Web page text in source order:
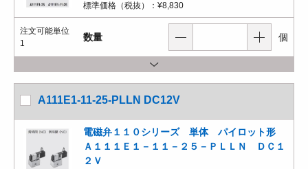
標準価格（税抜）： ¥8,830
注文可能単位
1
数量 個
A111E1-11-25-PLLN DC12V
電磁弁１１０シリーズ 単体 パイロット形
Ａ１１１Ｅ１－１１－２５－ＰＬＬＮ ＤＣ１
２Ｖ